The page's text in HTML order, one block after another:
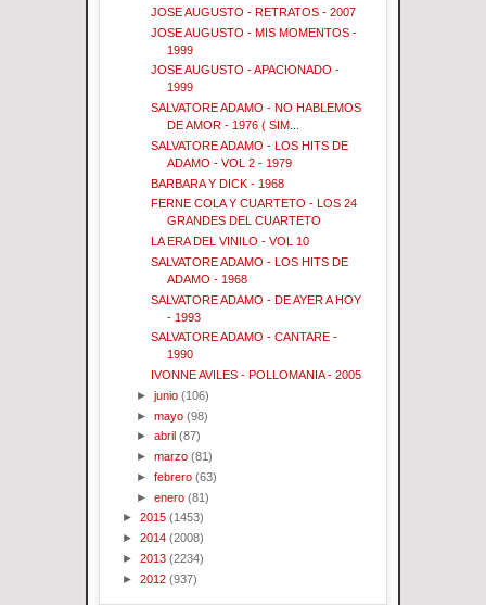
JOSE AUGUSTO - RETRATOS - 2007
JOSE AUGUSTO - MIS MOMENTOS -
1999
JOSE AUGUSTO - APACIONADO -
1999
SALVATORE ADAMO - NO HABLEMOS
DE AMOR - 1976 ( SIM...
SALVATORE ADAMO - LOS HITS DE
ADAMO - VOL 2 - 1979
BARBARA Y DICK - 1968
FERNE COLA Y CUARTETO - LOS 24
GRANDES DEL CUARTETO
LA ERA DEL VINILO - VOL 10
SALVATORE ADAMO - LOS HITS DE
ADAMO - 1968
SALVATORE ADAMO - DE AYER A HOY
- 1993
SALVATORE ADAMO - CANTARE -
1990
IVONNE AVILES - POLLOMANIA - 2005
►junio (106)
►mayo (98)
►abril (87)
►marzo (81)
►febrero (63)
►enero (81)
► 2015 (1453)
► 2014 (2008)
► 2013 (2234)
► 2012 (937)